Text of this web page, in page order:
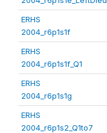
ERHS
2004_r6p1s1f
ERHS
2004_r6p1s1f_Q1
ERHS
2004_r6p1s1g
ERHS
2004_r6p1s2_Q1to7